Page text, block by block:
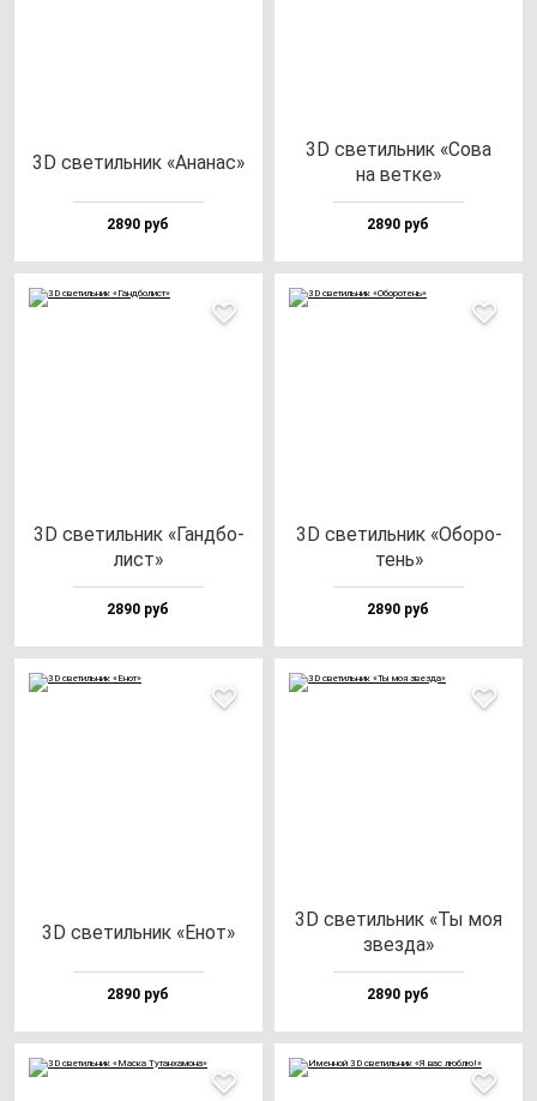
3D све­тиль­ник «Ана­нас»
2890 руб
3D све­тиль­ник «Сова
на вет­ке»
2890 руб
3D све­тиль­ник «Ган­дбо­
лист»
2890 руб
3D све­тиль­ник «Обо­ро­
тень»
2890 руб
3D све­тиль­ник «Енот»
2890 руб
3D све­тиль­ник «Ты моя
звез­да»
2890 руб